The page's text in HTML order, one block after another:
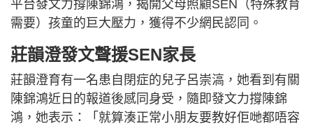
平台發文力撐陳錦鴻，揭開父母照顧SEN（特殊教育
需要）孩童的巨大壓力，獲得不少網民認同。
莊韻澄發文聲援SEN家長
莊韻澄育有一名患自閉症的兒子呂崇滈，她看到有關
陳錦鴻近日的報道後感同身受，隨即發文力撐陳錦
鴻，她表示：「就算湊正常小朋友要教好佢哋都唔容